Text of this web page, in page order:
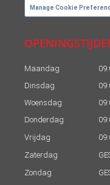
Manage Cookie
Maandag
Dinsdag
Woensdag
Donderdag
Vrijdag
Zaterdag
Zondag